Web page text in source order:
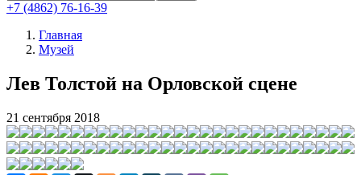
+7 (4862) 76-16-39
Главная
Музей
Лев Толстой на Орловской сцене
21 сентября 2018